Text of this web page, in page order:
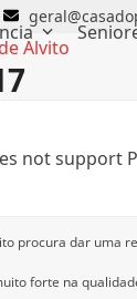
not support
procura dar uma
forte na